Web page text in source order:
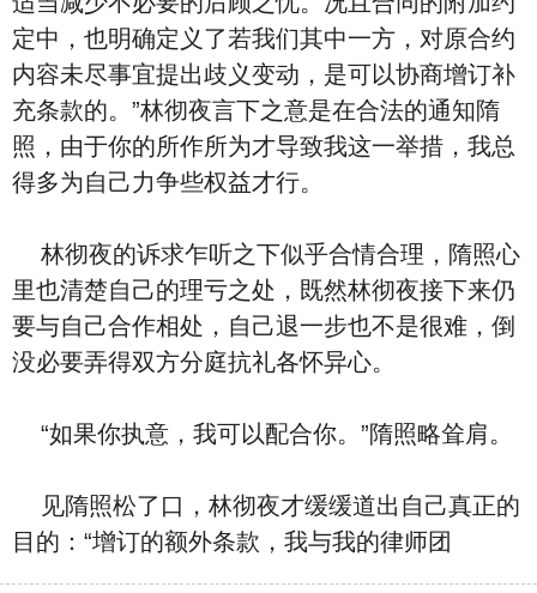
定中，也明确定义了若我们其中一方，对原合约
内容未尽事宜提出歧义变动，是可以协商增订补
充条款的。”林彻夜言下之意是在合法的通知隋
照，由于你的所作所为才导致我这一举措，我总
得多为自己力争些权益才行。
林彻夜的诉求乍听之下似乎合情合理，隋照心
里也清楚自己的理亏之处，既然林彻夜接下来仍
要与自己合作相处，自己退一步也不是很难，倒
没必要弄得双方分庭抗礼各怀异心。
“如果你执意，我可以配合你。”隋照略耸肩。
见隋照松了口，林彻夜才缓缓道出自己真正的
目的：“增订的额外条款，我与我的律师团